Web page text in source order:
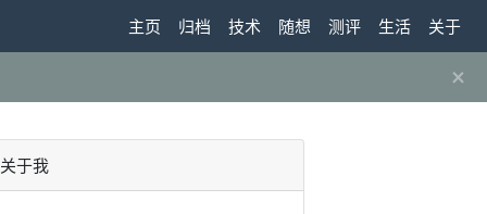
主页 归档 技术 随想 测评 生活 关于
×
于我